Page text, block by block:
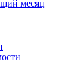
месяц